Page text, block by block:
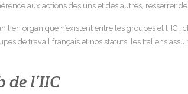
aux actions des uns et des autres, resserrer
organique n’existent entre les groupes et l’IIC
de travail français et nos statuts, les Italiens
de l’IIC